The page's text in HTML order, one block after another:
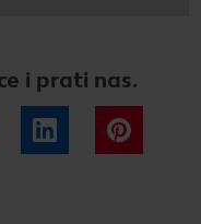
i prati nas.
Instagram LinkedIn